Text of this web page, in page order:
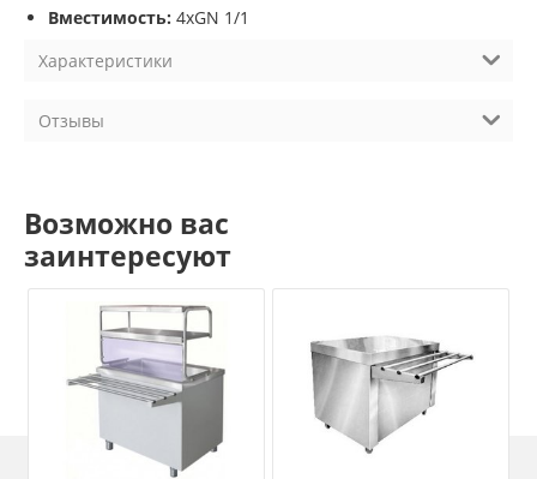
Вместимость: 4xGN 1/1
Характеристики
Отзывы
Возможно вас
заинтересуют